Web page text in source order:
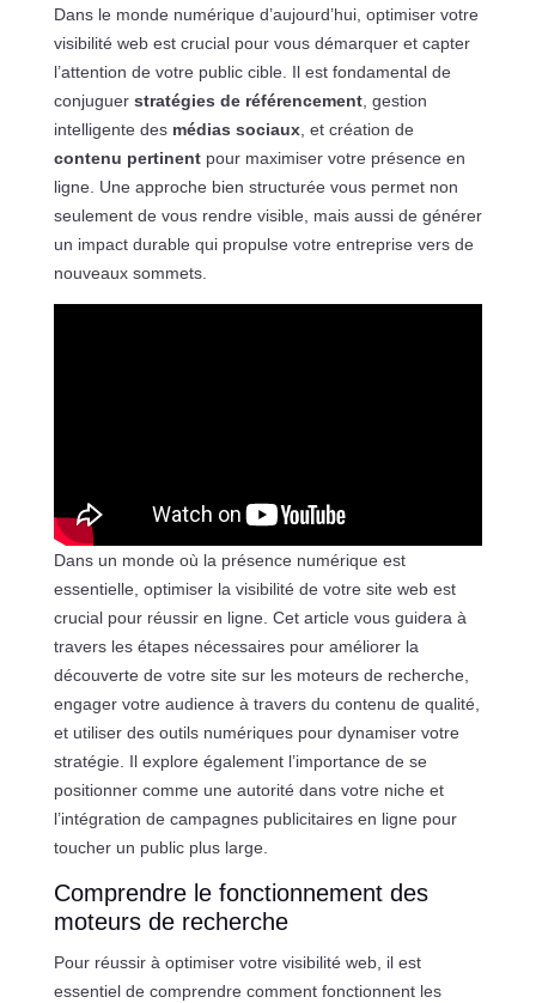
Dans le monde numérique d’aujourd’hui, optimiser votre
visibilité web est crucial pour vous démarquer et capter
l’attention de votre public cible. Il est fondamental de
conjuguer stratégies de référencement, gestion
intelligente des médias sociaux, et création de
contenu pertinentpour maximiser votre présence en
ligne. Une approche bien structurée vous permet non
seulement de vous rendre visible, mais aussi de générer
un impact durable qui propulse votre entreprise vers de
nouveaux sommets.
Dans un monde où la présence numérique est
essentielle, optimiser la visibilité de votre site web est
crucial pour réussir en ligne. Cet article vous guidera à
travers les étapes nécessaires pour améliorer la
découverte de votre site sur les moteurs de recherche,
engager votre audience à travers du contenu de qualité,
et utiliser des outils numériques pour dynamiser votre
stratégie. Il explore également l’importance de se
positionner comme une autorité dans votre niche et
l’intégration de campagnes publicitaires en ligne pour
toucher un public plus large.
Comprendre le fonctionnement des
moteurs de recherche
Pour réussir à optimiser votre visibilité web, il est
essentiel de comprendre comment fonctionnent les